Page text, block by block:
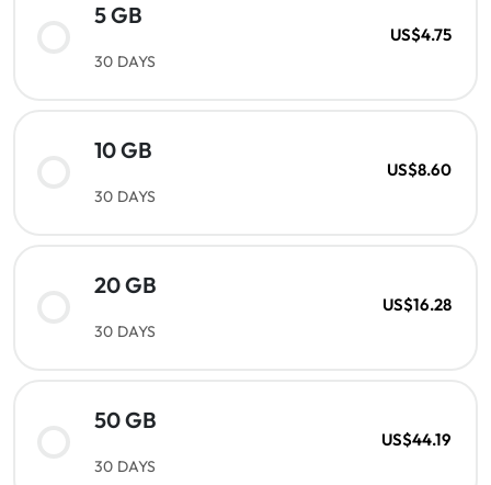
5 GB
30 DAYS
US$4.75
10 GB
30 DAYS
US$8.60
20 GB
30 DAYS
US$16.28
50 GB
30 DAYS
US$44.19